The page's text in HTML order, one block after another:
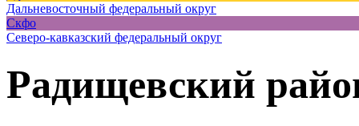
Дальневосточный федеральный округ
Скфо
Северо-кавказский федеральный округ
Радищевский